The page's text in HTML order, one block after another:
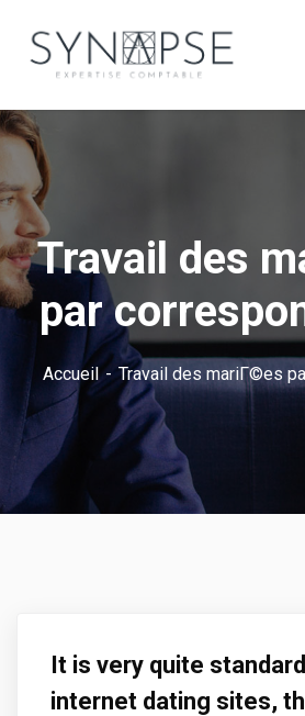
Travail des
par
Accueil Travail des mariГ©es
It is very quite
internet dating sites,